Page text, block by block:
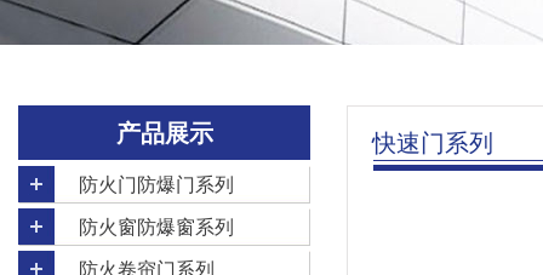
产品展示
防火门防爆门系列
防火窗防爆窗系列
防火卷帘门系列
快速门系列